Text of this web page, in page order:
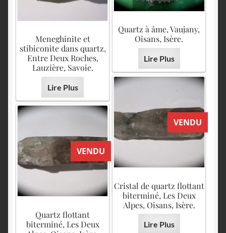
Quartz à âme, Vaujany,
Oisans, Isère.
Lire Plus
Meneghinite et
stibiconite dans quartz,
Entre Deux Roches,
Lauzière, Savoie.
Lire Plus
VENDU
Cristal de quartz flottant
biterminé, Les Deux
Alpes, Oisans, Isère.
Lire Plus
VENDU
Quartz flottant
biterminé, Les Deux